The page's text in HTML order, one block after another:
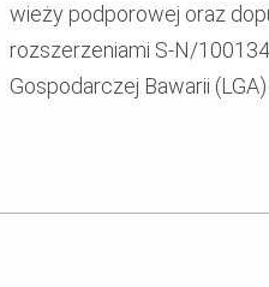
wieży podporowej oraz
rozszerzeniami S-N/
Gospodarczej Bawarii